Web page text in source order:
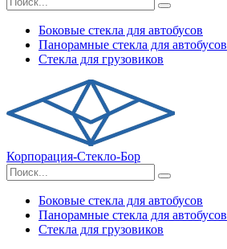
Боковые стекла для автобусов
Панорамные стекла для автобусов
Стекла для грузовиков
Корпорация-Стекло-Бор
Боковые стекла для автобусов
Панорамные стекла для автобусов
Стекла для грузовиков